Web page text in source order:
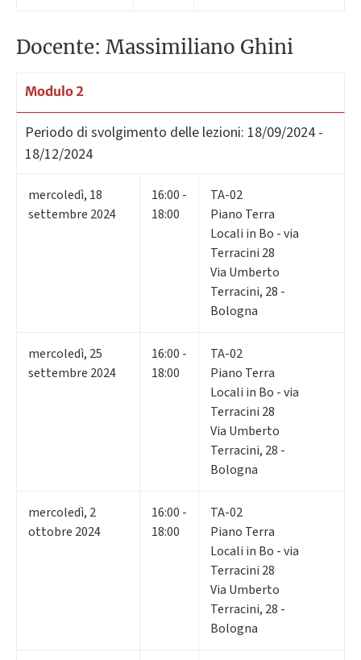
Docente: Massimiliano Ghini
Modulo 2
Periodo di svolgimento delle lezioni: 18/09/2024 -
18/12/2024
mercoledì, 18
settembre 2024
16:00 -
18:00
TA-02
Piano Terra
Locali in Bo - via
Terracini 28
Via Umberto
Terracini, 28 -
Bologna
mercoledì, 25
settembre 2024
16:00 -
18:00
TA-02
Piano Terra
Locali in Bo - via
Terracini 28
Via Umberto
Terracini, 28 -
Bologna
mercoledì, 2
ottobre 2024
16:00 -
18:00
TA-02
Piano Terra
Locali in Bo - via
Terracini 28
Via Umberto
Terracini, 28 -
Bologna